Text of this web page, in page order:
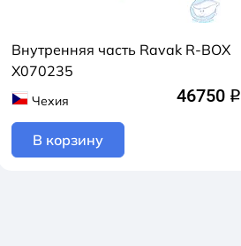
Внутренняя часть Ravak R-BOX
X070235
Чехия 46750 q
В корзину